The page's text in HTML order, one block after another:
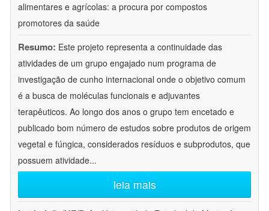
alimentares e agrícolas: a procura por compostos
promotores da saúde
Resumo: Este projeto representa a continuidade das
atividades de um grupo engajado num programa de
investigação de cunho internacional onde o objetivo comum
é a busca de moléculas funcionais e adjuvantes
terapêuticos. Ao longo dos anos o grupo tem encetado e
publicado bom número de estudos sobre produtos de origem
vegetal e fúngica, considerados resíduos e subprodutos, que
possuem atividade...
leia mais